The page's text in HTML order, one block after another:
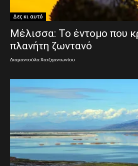
Δες κι αυτό
Μέλισσα: Το έντομο που
πλανήτη ζωντανό
Διαμαντούλα Χατζηαντωνίου